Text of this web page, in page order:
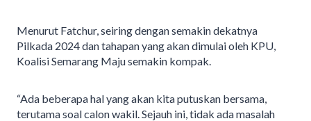
Menurut Fatchur, seiring dengan semakin dekatnya
Pilkada 2024 dan tahapan yang akan dimulai oleh KPU,
Koalisi Semarang Maju semakin kompak.
“Ada beberapa hal yang akan kita putuskan bersama,
terutama soal calon wakil. Sejauh ini, tidak ada masalah